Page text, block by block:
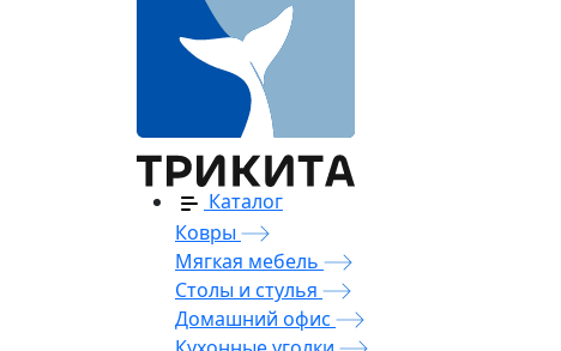
Каталог
Ковры
Мягкая мебель
Столы и стулья
Домашний офис